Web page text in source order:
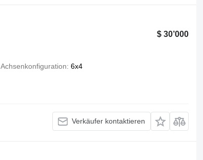
$ 30’000
Achsenkonfiguration 6x4
Verkäufer kontaktieren